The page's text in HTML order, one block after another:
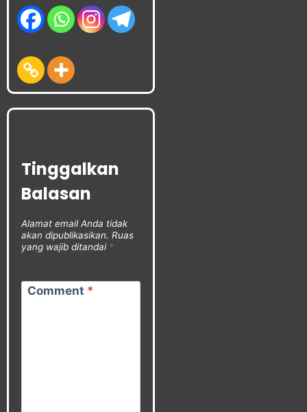
Tinggalkan
Balasan
Alamat email Anda tidak
akan dipublikasikan. Ruas
yang wajib ditandai *
Comment *